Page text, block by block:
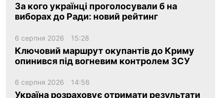
За кого українці проголосували б на
виборах до Ради: новий рейтинг
6 серпня 2026 15:28
Ключовий маршрут окупантів до Криму
опинився під вогневим контролем ЗСУ
6 серпня 2026 14:56
Україна розраховує отримати результати